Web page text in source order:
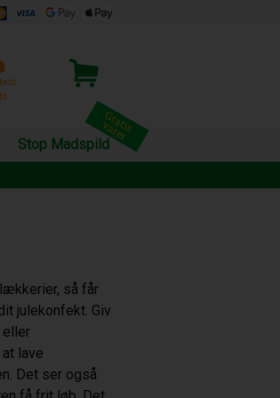
Stop Madspild
så får
julekonfekt. Giv
eller
lave
Det ser også